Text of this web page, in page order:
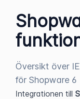
Översikt över
för Shopware 6
Integrationen till